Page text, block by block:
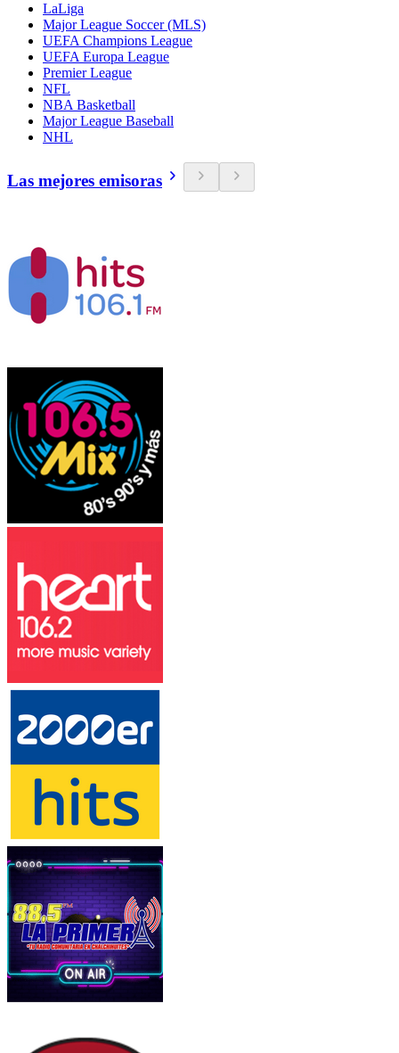
LaLiga
Major League Soccer (MLS)
UEFA Champions League
UEFA Europa League
Premier League
NFL
NBA Basketball
Major League Baseball
NHL
Las mejores emisoras